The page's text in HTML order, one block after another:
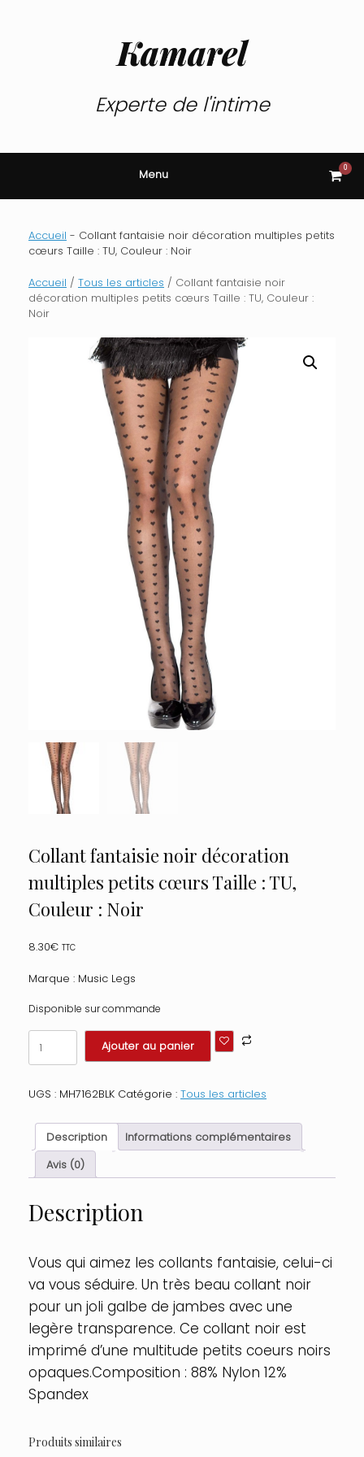
Kamarel
Experte de l'intime
Menu View
cart
0
Accueil - Collant fantaisie noir décoration multiples petits
cœurs Taille : TU, Couleur : Noir
Accueil / Tous les articles / Collant fantaisie noir
décoration multiples petits cœurs Taille : TU, Couleur :
Noir
Collant fantaisie noir décoration
multiples petits cœurs Taille : TU,
Couleur : Noir
8.30€ TTC
Marque : Music Legs
Disponible sur commande
quantité
de
Collant
noir
multiples
petits
cœurs
Taille
TU,
Couleur
Noir
Ajouter au panier
UGS : MH7162BLK Catégorie : Tous les articles
Description
Informations complémentaires
Avis (0)
Description
Vous qui aimez les collants fantaisie, celui-ci
va vous séduire. Un très beau collant noir
pour un joli galbe de jambes avec une
legère transparence. Ce collant noir est
imprimé d’une multitude petits coeurs noirs
opaques.Composition : 88% Nylon 12%
Spandex
Produits similaires